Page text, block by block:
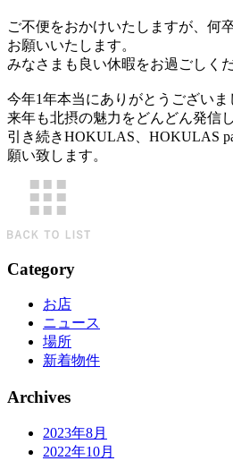
ご不便をおかけいたしますが、何
お願いいたします。
みなさまも良い休暇をお過ごしくだ
今年1年本当にありがとうございま
来年も北摂の魅力をどんどん発信
引き続きHOKULAS、HOKULAS
願い致します。
Category
お店
ニュース
場所
新着物件
Archives
2023年8月
2022年10月